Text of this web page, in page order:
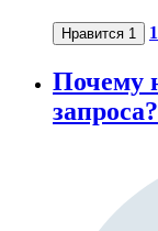
Нравится 1 1
Почему
запроса?